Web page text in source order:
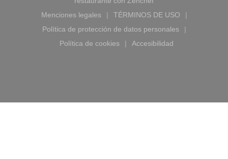
Menciones legales
((abre en una nueva ventana))
TÉRMINOS DE USO
((abre en una nueva
Política de protección de datos personales
((abre en una nueva ventana))
Política de cookies
((abre en una nueva ventana))
Accesibilidad